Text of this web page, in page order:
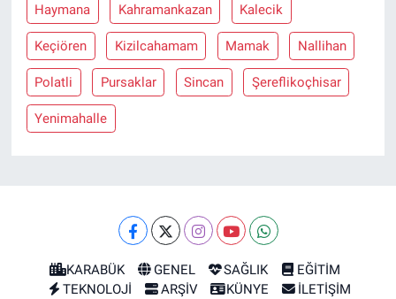
Haymana Kahramankazan Kalecik
Keçiören Kizilcahamam Mamak Nallihan
Polatli Pursaklar Sincan Şereflikoçhisar
Yenimahalle
KARABÜK GENEL SAĞLIK
EĞİTİM
TEKNOLOJİ
ARŞİV KÜNYE İLETİŞİM